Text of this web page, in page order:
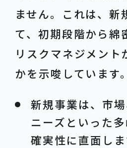
ません。これは、新
て、初期段階から綿
リスクマネジメント
かを示唆しています。
新規事業は、市
ニーズといった
確実性に直面しま